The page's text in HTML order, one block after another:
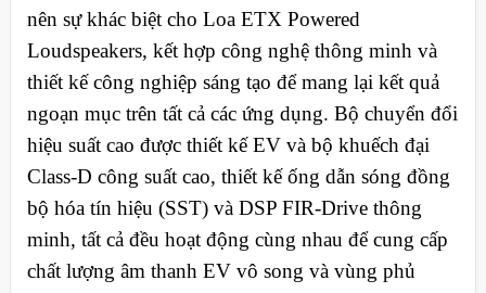
nên sự khác biệt cho Loa ETX Powered
Loudspeakers, kết hợp công nghệ thông minh và
thiết kế công nghiệp sáng tạo để mang lại kết quả
ngoạn mục trên tất cả các ứng dụng. Bộ chuyển đổi
hiệu suất cao được thiết kế EV và bộ khuếch đại
Class-D công suất cao, thiết kế ống dẫn sóng đồng
bộ hóa tín hiệu (SST) và DSP FIR-Drive thông
minh, tất cả đều hoạt động cùng nhau để cung cấp
chất lượng âm thanh EV vô song và vùng phủ